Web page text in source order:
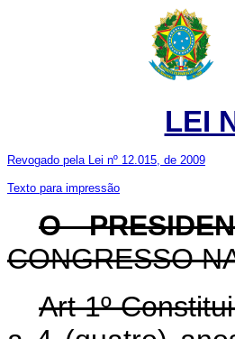
LEI
Revogado pela Lei nº 12.015, de 2009
Texto para impressão
O
CONGRESSO
Art 1º